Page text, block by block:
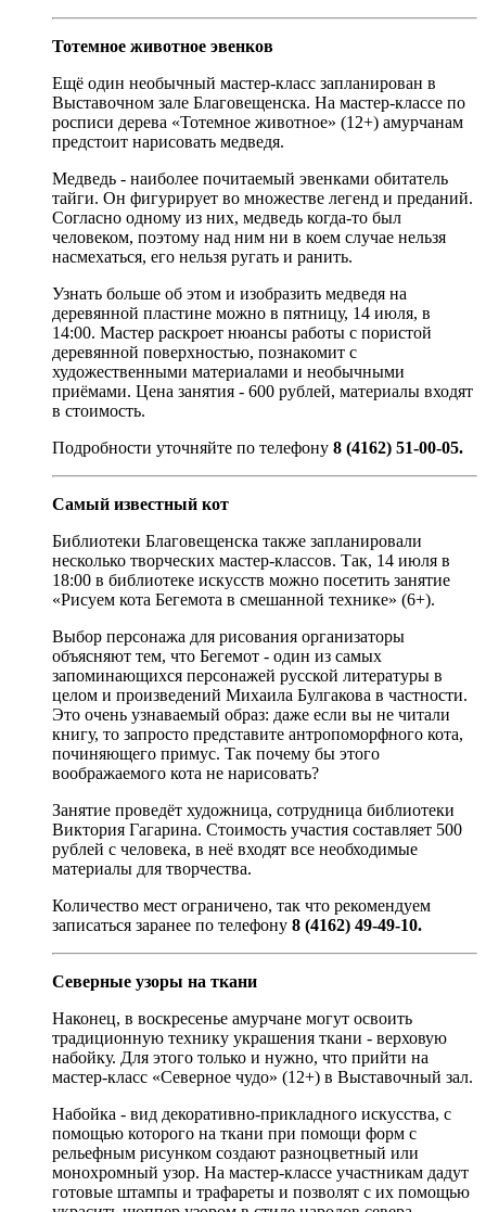
Тотемное животное эвенков
Ещё один необычный мастер-класс запланирован в
Выставочном зале Благовещенска. На мастер-классе по
росписи дерева «Тотемное животное» (12+) амурчанам
предстоит нарисовать медведя.
Медведь - наиболее почитаемый эвенками обитатель
тайги. Он фигурирует во множестве легенд и преданий.
Согласно одному из них, медведь когда-то был
человеком, поэтому над ним ни в коем случае нельзя
насмехаться, его нельзя ругать и ранить.
Узнать больше об этом и изобразить медведя на
деревянной пластине можно в пятницу, 14 июля, в
14:00. Мастер раскроет нюансы работы с пористой
деревянной поверхностью, познакомит с
художественными материалами и необычными
приёмами. Цена занятия - 600 рублей, материалы входят
в стоимость.
Подробности уточняйте по телефону 8 (4162) 51-00-05.
Самый известный кот
Библиотеки Благовещенска также запланировали
несколько творческих мастер-классов. Так, 14 июля в
18:00 в библиотеке искусств можно посетить занятие
«Рисуем кота Бегемота в смешанной технике» (6+).
Выбор персонажа для рисования организаторы
объясняют тем, что Бегемот - один из самых
запоминающихся персонажей русской литературы в
целом и произведений Михаила Булгакова в частности.
Это очень узнаваемый образ: даже если вы не читали
книгу, то запросто представите антропоморфного кота,
починяющего примус. Так почему бы этого
воображаемого кота не нарисовать?
Занятие проведёт художница, сотрудница библиотеки
Виктория Гагарина. Стоимость участия составляет 500
рублей с человека, в неё входят все необходимые
материалы для творчества.
Количество мест ограничено, так что рекомендуем
записаться заранее по телефону 8 (4162) 49-49-10.
Северные узоры на ткани
Наконец, в воскресенье амурчане могут освоить
традиционную технику украшения ткани - верховую
набойку. Для этого только и нужно, что прийти на
мастер-класс «Северное чудо» (12+) в Выставочный зал.
Набойка - вид декоративно-прикладного искусства, с
помощью которого на ткани при помощи форм с
рельефным рисунком создают разноцветный или
монохромный узор. На мастер-классе участникам дадут
готовые штампы и трафареты и позволят с их помощью